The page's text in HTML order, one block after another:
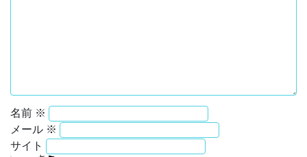
名前 ※
メール ※
サイト